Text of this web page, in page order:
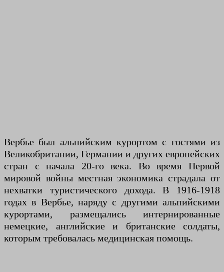
Вербье был альпийским курортом с гостями из
Великобритании, Германии и других европейских
стран с начала 20-го века. Во время Первой
мировой войны местная экономика страдала от
нехватки туристического дохода. В 1916-1918
годах в Вербье, наряду с другими альпийскими
курортами, размещались интернированные
немецкие, английские и британские солдаты,
которым требовалась медицинская помощь.